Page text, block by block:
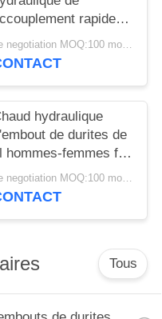
rapide
de durites de
réutilisable
be negotiation MOQ:100 morceaux
hydraulique
de durites de
hommes-femmes fait
commande forgé
be negotiation MOQ:100 morceaux
Tous